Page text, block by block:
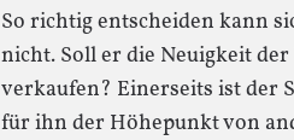
So richtig entscheiden kann
nicht. Soll er die Neuigkeit
verkaufen? Einerseits ist der
für ihn der Höhepunkt von